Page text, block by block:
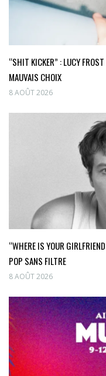
“SHIT KICKER” : LUCY
MAUVAIS CHOIX
8 AOÛT 2026
“WHERE IS YOUR
POP SANS FILTRE
8 AOÛT 2026